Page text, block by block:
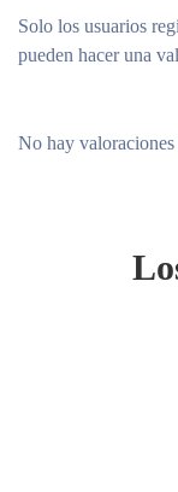
No hay valoraciones
Solo los usuarios
pueden hacer una